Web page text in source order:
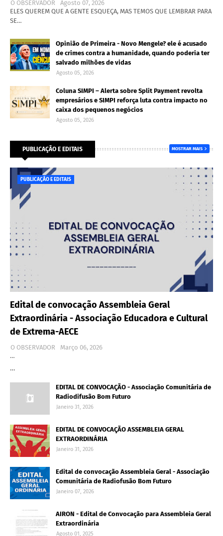
O OBSERVADOR
Agosto 07, 2026
ELES QUEREM QUE A GENTE ESQUEÇA, MAS TEMOS QUE LEMBRAR PARA
SE…
Opinião de Primeira - Novo Mengele? ele é acusado
de crimes contra a humanidade, quando poderia ter
salvado milhões de vidas
Agosto 05, 2026
Coluna SIMPI – Alerta sobre Split Payment revolta
empresários e SIMPI reforça luta contra impacto no
caixa dos pequenos negócios
Agosto 05, 2026
PUBLICAÇÃO E EDITAIS MOSTRAR MAIS
PUBLICAÇÃO E EDITAIS
Edital de convocação Assembleia Geral
Extraordinária - Associação Educadora e Cultural
de Extrema-AECE
O OBSERVADOR
Março 06, 2026
…
…
EDITAL DE CONVOCAÇÃO - Associação Comunitária de
Radiodifusão Bom Futuro
Janeiro 31, 2026
EDITAL DE CONVOCAÇÃO ASSEMBLEIA GERAL
EXTRAORDINÁRIA
Janeiro 31, 2026
Edital de convocação Assembleia Geral - Associação
Comunitária de Radiofusão Bom Futuro
Janeiro 07, 2026
AIRON - Edital de Convocação para Assembleia Geral
Extraordinária
Agosto 01, 2025